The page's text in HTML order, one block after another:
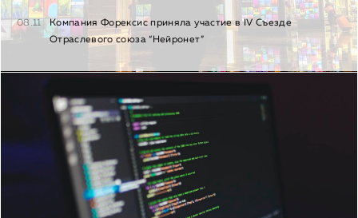
08.11
Компания Форексис приняла участие в IV Съезде
Отраслевого союза “Нейронет”